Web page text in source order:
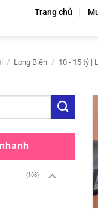
Trang chủ
/ Long Biên / 10 - 15 tỷ |
(168)